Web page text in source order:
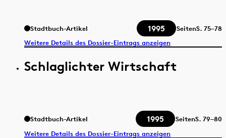
Stadtbuch-Artikel 1995 SeitenS. 75–78
Weitere Details des Dossier-Eintrags anzeigen
Schlaglichter Wirtschaft
Stadtbuch-Artikel 1995 SeitenS. 79–80
Weitere Details des Dossier-Eintrags anzeigen